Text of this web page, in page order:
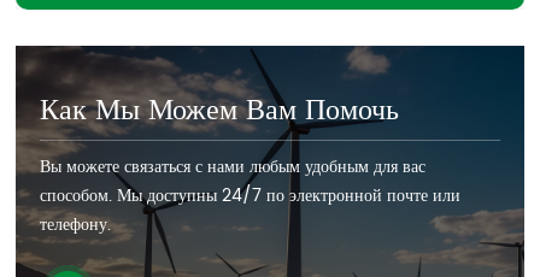
Как Мы Можем Вам Помочь
Вы можете связаться с нами любым удобным для вас
способом. Мы доступны 24/7 по электронной почте или
телефону.